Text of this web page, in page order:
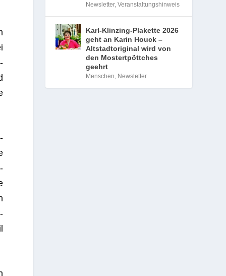
Newsletter,Veranstaltungshinweis
Karl-Klinzing-Plakette 2026
geht an Karin Houck –
Altstadtoriginal wird von
den Mostertpöttches
geehrt
Menschen, Newsletter